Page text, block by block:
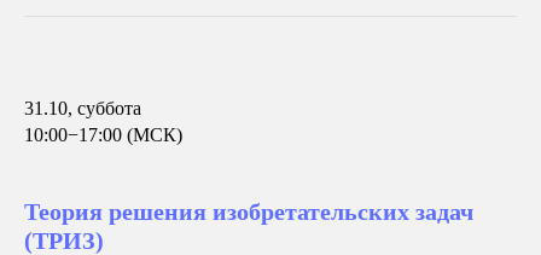
31.10, суббота
10:00−17:00 (МСК)
Теория решения изобретательских задач
(ТРИЗ)